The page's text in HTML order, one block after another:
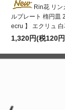
Rin花 リン
ルプレート 楕円皿
ecru 】 エクリュ
1,320円(税120